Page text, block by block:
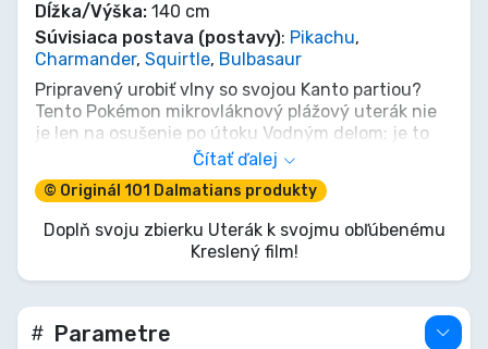
Dĺžka/Výška: 140 cm
Súvisiaca postava (postavy): Pikachu,
Charmander, Squirtle, Bulbasaur
Pripravený urobiť vlny so svojou Kanto partiou?
Tento Pokémon mikrovláknový plážový uterák nie
je len na osušenie po útoku Vodným delom; je to
nevyhnutnosť každého Trénera na slnečné
dobrodružstvá! Pikachu, Charmander, Squirtle a
Bulbasaur sú tu, aby elektrizovali tvoje dni na
pláži. Super absorpčný a rýchloschnúci, je
spoľahlivý ako Úplné uzdravenie po ťažkom zápase
v telocvični. Získaj svoj a priprav sa ich všetkých
štýlovo osušiť!
Čítať ďalej
© Originál 101 Dalmatians produkty
Doplň svoju zbierku Uterák k svojmu obľúbenému
Kreslený film!
Parametre